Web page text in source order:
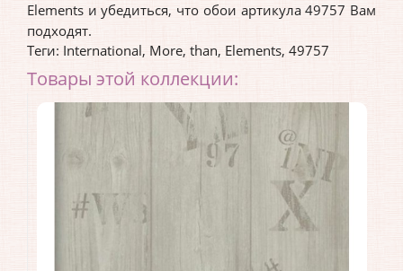
Elements и убедиться, что обои артикула 49757 Вам
подходят.
Теги: International, More, than, Elements, 49757
Товары этой коллекции: